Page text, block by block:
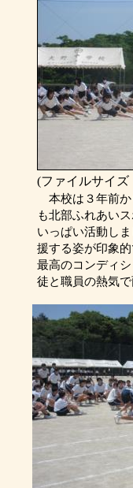
(ファイルサイズ
本校は３年前か
も北部ふれあい
いっぱい活動し
援する姿が印象
最高のコンディ
徒と職員の熱気で